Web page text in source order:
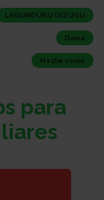
LAGUNDUKO DIZUGU
Dona
Hazte socio
para